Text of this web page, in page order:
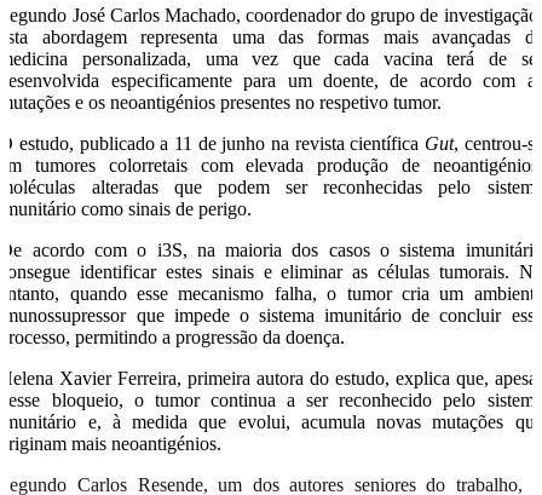
Segundo José Carlos Machado, coordenador do grupo de investigação,
esta abordagem representa uma das formas mais avançadas de
medicina personalizada, uma vez que cada vacina terá de ser
desenvolvida especificamente para um doente, de acordo com as
mutações e os neoantigénios presentes no respetivo tumor.
O estudo, publicado a 11 de junho na revista científica Gut, centrou-se
em tumores colorretais com elevada produção de neoantigénios,
moléculas alteradas que podem ser reconhecidas pelo sistema
imunitário como sinais de perigo.
De acordo com o i3S, na maioria dos casos o sistema imunitário
consegue identificar estes sinais e eliminar as células tumorais. No
entanto, quando esse mecanismo falha, o tumor cria um ambiente
imunossupressor que impede o sistema imunitário de concluir esse
processo, permitindo a progressão da doença.
Helena Xavier Ferreira, primeira autora do estudo, explica que, apesar
desse bloqueio, o tumor continua a ser reconhecido pelo sistema
imunitário e, à medida que evolui, acumula novas mutações que
originam mais neoantigénios.
Segundo Carlos Resende, um dos autores seniores do trabalho, o